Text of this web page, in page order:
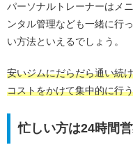
パーソナルトレーナーはメ
ンタル管理なども一緒に行
い方法といえるでしょう。
安いジムにだらだら通い続
コストをかけて集中的に行う
忙しい方は24時間